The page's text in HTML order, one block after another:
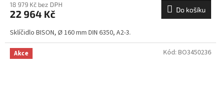
18 979 Kč bez DPH
22 964 Kč Do košíku
Sklíčidlo BISON, Ø 160 mm DIN 6350, A2-3.
Akce Kód: BO3450236